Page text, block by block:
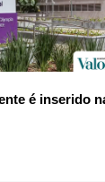
é inserido